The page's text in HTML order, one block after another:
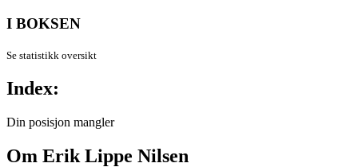
I BOKSEN
Se statistikk oversikt
Index:
Din posisjon mangler
Om Erik Lippe Nilsen